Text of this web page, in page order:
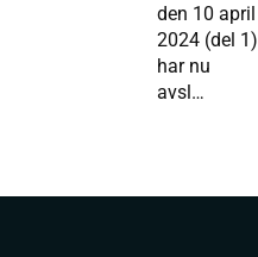
den 10 april
2024 (del 1)
har nu
avsl…